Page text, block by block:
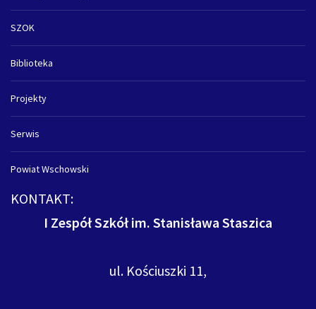
SZOK
Biblioteka
Projekty
Serwis
Powiat Wschowski
KONTAKT:
I Zespół Szkół im. Stanisława Staszica
ul. Kościuszki 11,